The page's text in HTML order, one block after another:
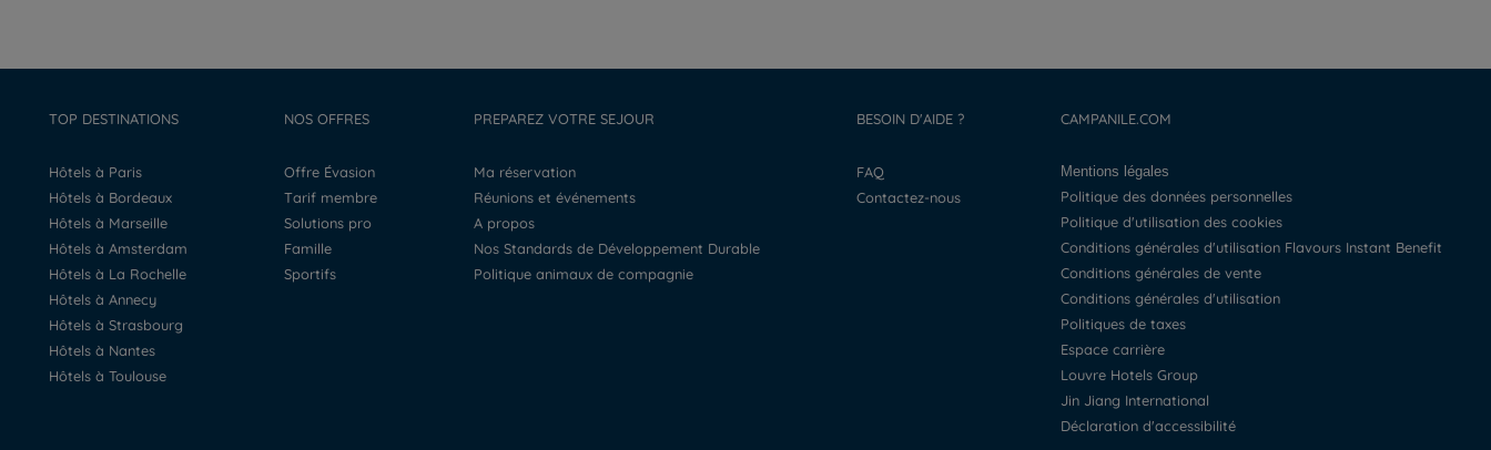
TOP DESTINATIONS
Hôtels à Paris
Hôtels à Bordeaux
Hôtels à Marseille
Hôtels à Amsterdam
Hôtels à La Rochelle
Hôtels à Annecy
Hôtels à Strasbourg
Hôtels à Nantes
Hôtels à Toulouse
NOS OFFRES
Offre Évasion
Tarif membre
Solutions pro
Famille
Sportifs
PREPAREZ VOTRE SEJOUR
Ma réservation
Réunions et événements
A propos
Nos Standards de Développement Durable
Politique animaux de compagnie
BESOIN D'AIDE ?
FAQ
Contactez-nous
CAMPANILE.COM
Mentions légales
Politique des données personnelles
Politique d'utilisation des cookies
Conditions générales d'utilisation Flavours Instant Benefit
Conditions générales de vente
Conditions générales d'utilisation
Politiques de taxes
Espace carrière
Louvre Hotels Group
Jin Jiang International
Déclaration d'accessibilité